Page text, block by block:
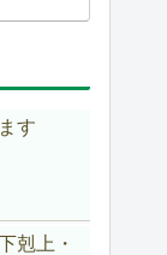
す
剋上・